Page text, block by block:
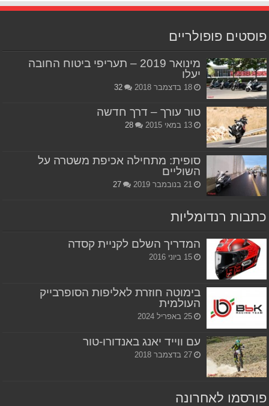
פוסטים פופולריים
מינואר 2019 – תעריפי ביטוח החובה
יעלו
18 בדצמבר 2018 32
טור עורך – דרך חדשה
13 במאי 2015 28
סופית: מתחילה אכיפת משטרה על
השוליים
21 בנובמבר 2019 27
כתבות רנדומליות
המדריך השלם לקניית קסדה
15 ביוני 2016
בימוטה חוזרת לאליפות הסופרבייק
העולמית
25 באפריל 2024
עם ווייד יאנג באנדורו-טור
27 בדצמבר 2018
פורסמו לאחרונה